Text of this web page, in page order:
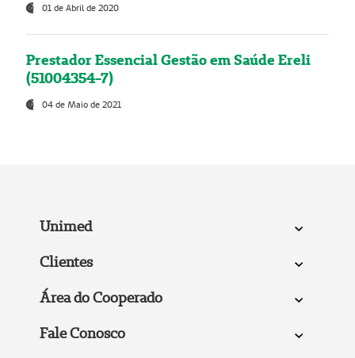
01 de Abril de 2020
Prestador Essencial Gestão em Saúde Ereli
(51004354-7)
04 de Maio de 2021
Unimed
Clientes
Área do Cooperado
Fale Conosco